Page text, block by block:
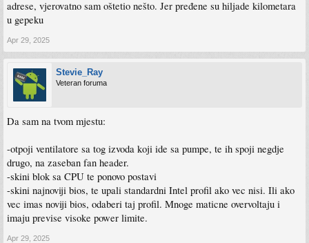
adrese, vjerovatno sam oštetio nešto. Jer pređene su hiljade kilometara
u gepeku
Apr 29, 2025
Stevie_Ray
Veteran foruma
Da sam na tvom mjestu:
-otpoji ventilatore sa tog izvoda koji ide sa pumpe, te ih spoji negdje
drugo, na zaseban fan header.
-skini blok sa CPU te ponovo postavi
-skini najnoviji bios, te upali standardni Intel profil ako vec nisi. Ili ako
vec imas noviji bios, odaberi taj profil. Mnoge maticne overvoltaju i
imaju previse visoke power limite.
Apr 29, 2025